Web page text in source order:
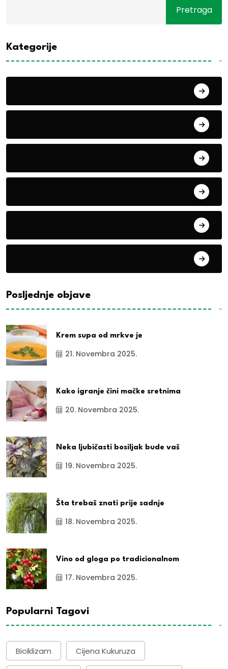
Pretraga
Kategorije
Posljednje objave
Krem supa od mrkve je
21. Novembra 2025.
Kako igranje čini mačke sretnima
20. Novembra 2025.
Neka ljubičasti bosiljak bude vaš
19. Novembra 2025.
Šta trebaš znati prije sadnje
18. Novembra 2025.
Vino od gloga po tradicionalnom
17. Novembra 2025.
Popularni Tagovi
Biciklizam Cijena Kukuruza